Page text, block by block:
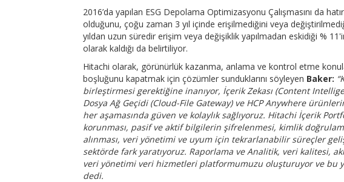
2016’da yapılan ESG Depolama Optimizasyonu Çalışmasını da
olduğunu, çoğu zaman 3 yıl içinde erişilmediğini veya
yıldan uzun süredir erişim veya değişiklik yapılmadan eskidiği %
olarak kaldığı da belirtiliyor.
Hitachi olarak, görünürlük kazanma, anlama ve kontrol etme
boşluğunu kapatmak için çözümler sunduklarını söyleyen Baker:
birleştirmesi gerektiğine inanıyor, İçerik Zekası (Content
Dosya Ağ Geçidi (Cloud-File Gateway) ve HCP Anywhere
her aşamasında güven ve kolaylık sağlıyoruz. Hitachi İçerik
korunması, pasif ve aktif bilgilerin şifrelenmesi, kimlik
alınması, veri yönetimi ve uyum için tekrarlanabilir süreçler
sektörde fark yaratıyoruz. Raporlama ve Analitik, veri kalitesi,
veri yönetimi veri hizmetleri platformumuzu oluşturuyor ve bu
dedi.